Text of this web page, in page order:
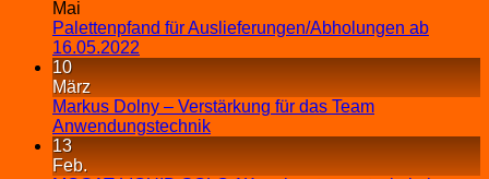
Mai
Palettenpfand für Auslieferungen/Abholungen ab
16.05.2022
10
März
Markus Dolny – Verstärkung für das Team
Anwendungstechnik
13
Feb.